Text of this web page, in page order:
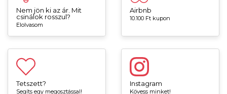
Nem jön ki az ár. Mit
csinálok rosszul?
Elolvasom
Airbnb
10.100 Ft kupon
Tetszett?
Segíts egy megosztással!
Instagram
Kövess minket!